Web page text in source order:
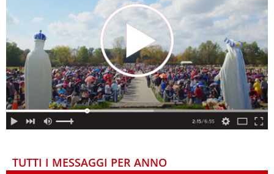
TUTTI I MESSAGGI PER ANNO